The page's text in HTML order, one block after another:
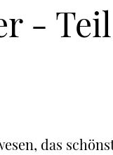
-
das